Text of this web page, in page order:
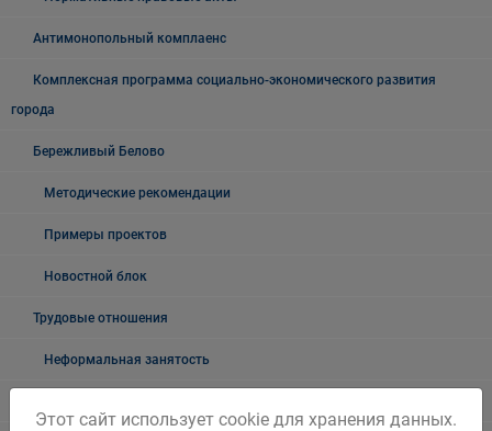
Антимонопольный комплаенс
Комплексная программа социально-экономического развития
города
Бережливый Белово
Методические рекомендации
Примеры проектов
Новостной блок
Трудовые отношения
Неформальная занятость
Этот сайт использует cookie для хранения данных.